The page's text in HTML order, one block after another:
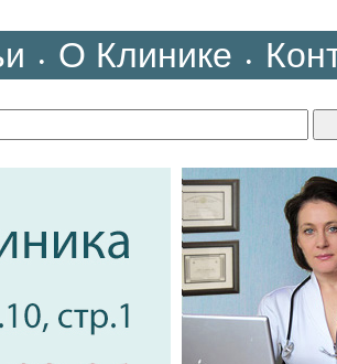
• О Клинике •